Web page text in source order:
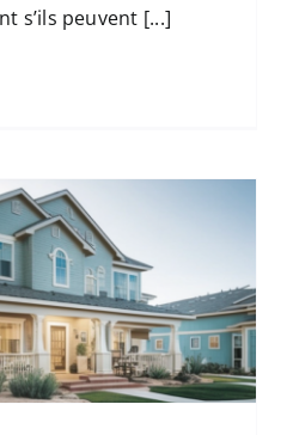
s’ils peuvent [...]